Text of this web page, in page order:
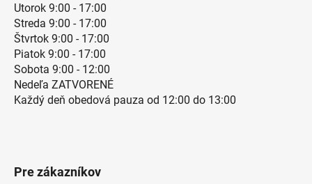
Utorok 9:00 - 17:00
Streda 9:00 - 17:00
Štvrtok 9:00 - 17:00
Piatok 9:00 - 17:00
Sobota 9:00 - 12:00
Nedeľa ZATVORENÉ
Každý deň obedová pauza od 12:00 do 13:00
Pre zákazníkov